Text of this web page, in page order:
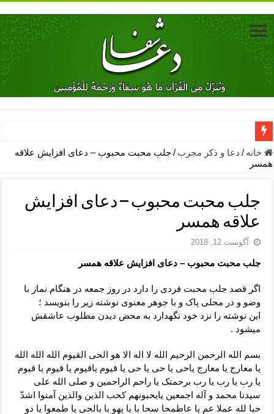
دعای جلب محبت فوری معشوق – دعای جلب محبت شوهر
دعای مشکل گشا برای رفع فقر – ذکرهای روزی‌ بخش
معجزات دعای یا من اظهر الجمیل – دعای یا من اظهر الجمیل برای
مهم ترین اذکار الهی و فضیلت آن ها – ذکر مخصوص مستجاب الدعوه
دعا برای ترس بچه ها در خواب – دعای ترس و بی خوابی کودکان
لا حول ولا قوة الا بالله برای چشم زخم – دعای چشم زخم ماشاالله
دعای قوی رفع ترس – دعای مجرب برای آرامش قلب و رفع اضطراب
دعا برای پولدار شدن در یک روز – دعای ثروت حضرت سلیمان
خانه / دعا و ذکر مجرب /جلب محبت محبوب – دعای افزایش علاقه
همسر
جلب محبت محبوب – دعای افزایش
علاقه همسر
آگوست 12, 2018
جلب محبت محبوب – دعای افزایش علاقه همسر
اگر قصد جلب محبت فردی را دارد در روز جمعه در هنگام نماز با
وضو و در محلی پاک و با جوهر معنوی نوشته زیر را بنویسد ؛
این نوشته را نزد خود نگهدارد به محض دیدن مطلوب عاشقش
میشود .
بسم الله الرحمن الرحیم الله لا اله الا هو الحی القیوم الله الله الله
یا معارج یا معارج یاحی یا حی یا حی یا قیوم یاقیوم یا قیوم یا قیوم
یا رب یا رب یا رب برحمتک یا راحم الراحمین و صلی الله علی
سیدنا محمد و آله اجمعین یایحبونهم کحب الذین والذین آمنوا اشدّ
حبا لله عملا عم یا عاطمحا سحا با یا یهو با بالحی یا طمعوا یا دو